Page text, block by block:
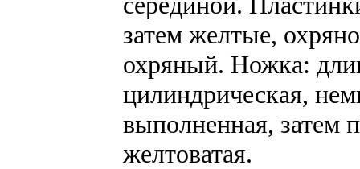
затем желтые,
охряный. Ножка:
цилиндрическая,
выполненная, затем
желтоватая.